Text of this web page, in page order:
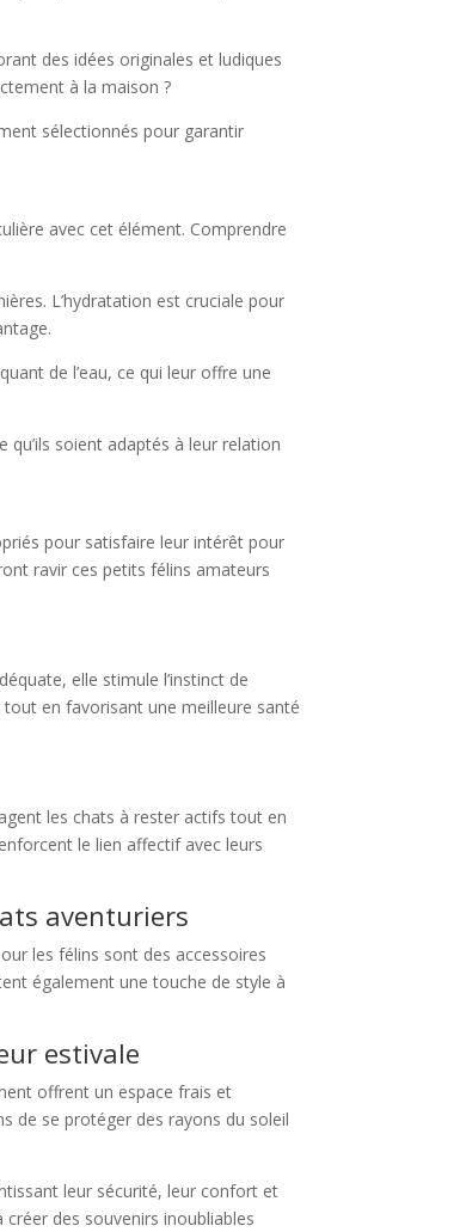
des idées originales et ludiques
à la maison ?
sélectionnés pour garantir
avec cet élément. Comprendre
L’hydratation est cruciale pour
de l’eau, ce qui leur offre une
soient adaptés à leur relation
pour satisfaire leur intérêt pour
ravir ces petits félins amateurs
elle stimule l’instinct de
tout en favorisant une meilleure santé
les chats à rester actifs tout en
le lien affectif avec leurs
aventuriers
les félins sont des accessoires
également une touche de style à
estivale
offrent un espace frais et
de se protéger des rayons du soleil
leur sécurité, leur confort et
des souvenirs inoubliables